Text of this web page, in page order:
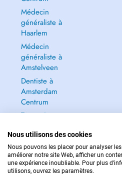
Médecin
généraliste à
Haarlem
Médecin
généraliste à
Amstelveen
Dentiste à
Amsterdam
Centrum
Tout voir →
POUR LES URGENCES,
Nous utilisons des cookies
Nous pouvons les placer pour analyser
améliorer notre site Web, afficher un
une expérience inoubliable. Pour plus
utilisons, ouvrez les paramètres.